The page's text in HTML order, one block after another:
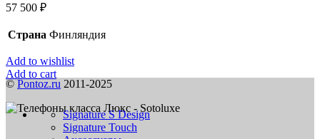
57 500 ₽
Страна Финляндия
Add to wishlist
Add to cart
© Pontoz.ru 2011-2025
Signature S Design
Signature Touch